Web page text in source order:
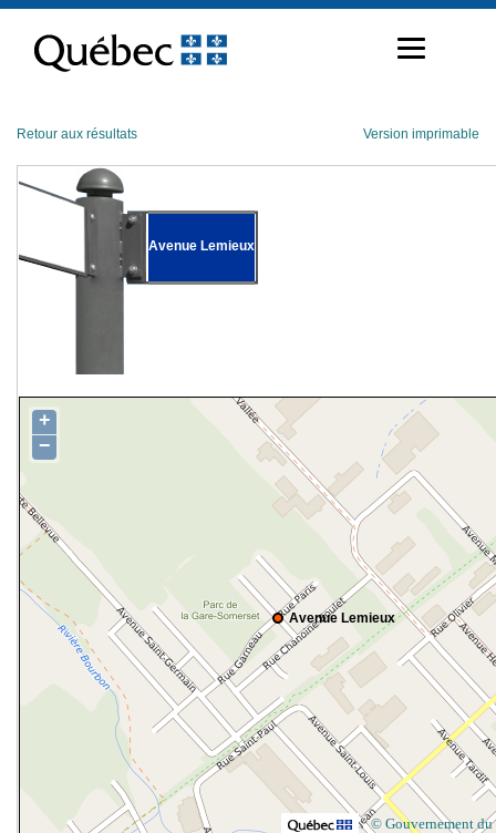
contenu
Retour aux résultats Version imprimable
Avenue Lemieux
Avenue Lemieux
+
−
© Gouvernement du